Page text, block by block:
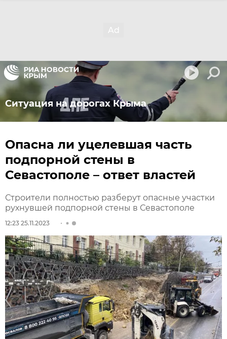
Ситуация на дорогах Крыма
Опасна ли уцелевшая часть
подпорной стены в
Севастополе – ответ властей
Строители полностью разберут опасные участки
рухнувшей подпорной стены в Севастополе
12:23 25.11.2023